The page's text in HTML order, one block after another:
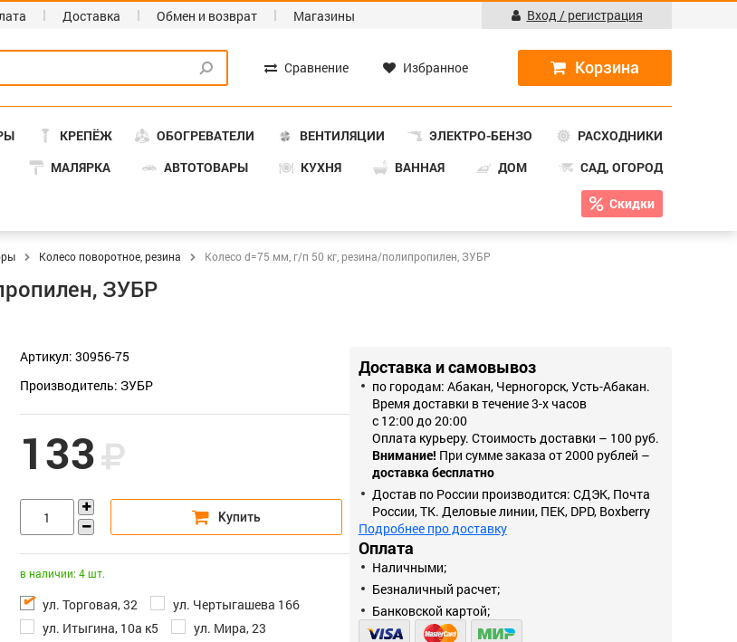
Доставка Обмен и возврат Магазины Вход / регистрация
Сравнение Избранное
КРЕПЁЖ ОБОГРЕВАТЕЛИ ВЕНТИЛЯЦИИ ЭЛЕКТРО-БЕНЗО
РАСХОДНИКИ
МАЛЯРКА АВТОТОВАРЫ КУХНЯ ВАННАЯ ДОМ САД, ОГОРОД
Скидки
Колесо поворотное, резина Колесо d=75 мм, г/п 50 кг, резина/полипропилен, ЗУБР
ЗУБР
Артикул: 30956-75
Производитель: ЗУБР
133
в наличии: 4 шт.
ул. Торговая, 32
ул. Чертыгашева 166
ул. Итыгина, 10а к5
ул. Мира, 23
Доставка и самовывоз
по городам: Абакан, Черногорск, Усть-Абакан.
Время доставки в течение 3-х часов
с 12:00 до 20:00
Оплата курьеру. Стоимость доставки – 100 руб.
Внимание! При сумме заказа от 2000 рублей –
доставка бесплатно
Достав по России производится: СДЭК, Почта
России, ТК. Деловые линии, ПЕК, DPD, Boxberry
Подробнее про доставку
Оплата
Наличными;
Безналичный расчет;
Банковской картой;